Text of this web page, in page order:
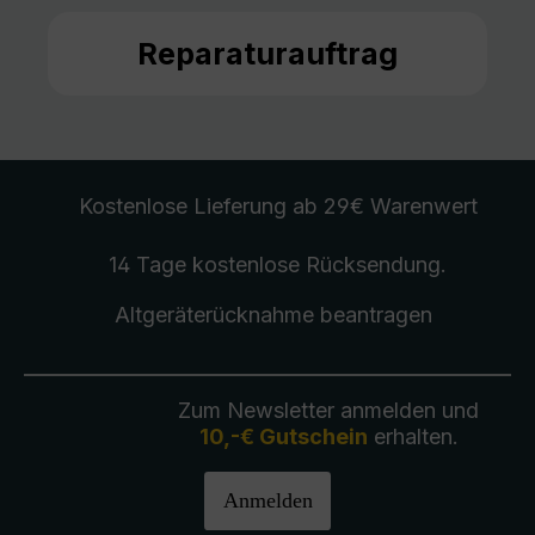
Reparaturauftrag
Kostenlose Lieferung ab 29€ Warenwert
14 Tage kostenlose Rücksendung.
Altgeräterücknahmebeantragen
Zum Newsletter anmelden und
10,-€ Gutschein erhalten.
Anmelden